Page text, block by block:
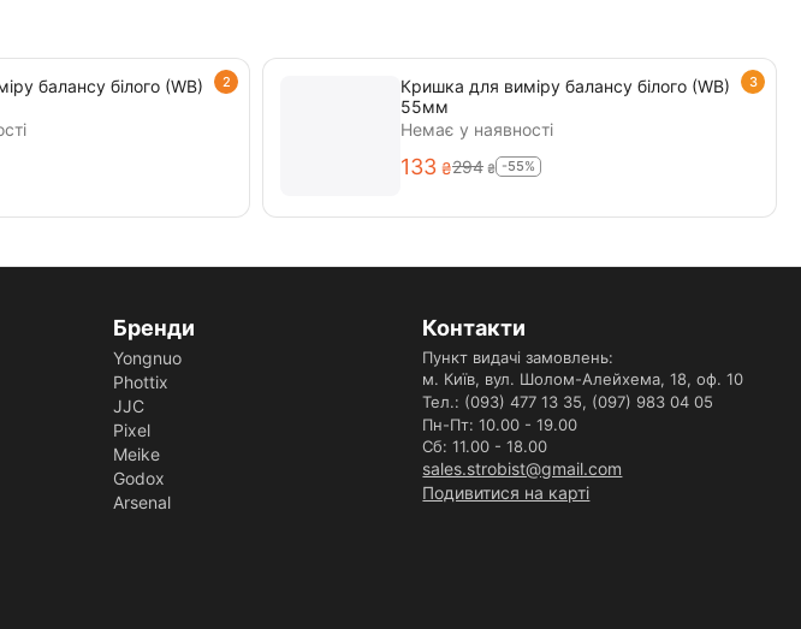
2
балансу білого (WB)
3
Кришка для виміру балансу білого (WB)
55мм
Немає у наявності
‍133‍ ₴‍294‍ ₴ -55%
Бренди
Yongnuo
Phottix
JJC
Pixel
Meike
Godox
Arsenal
Контакти
Пункт видачі замовлень:
м. Київ, вул. Шолом-Алейхема, 18, оф. 10
Тел.: (093) 477 13 35, (097) 983 04 05
Пн-Пт: 10.00 - 19.00
Сб: 11.00 - 18.00
sales.strobist@gmail.com
Подивитися на карті